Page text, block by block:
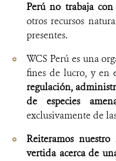
Perú no trabaja con
otros recursos
presentes.
WCS Perú es una
fines de lucro, y en
regulación,
de especies
exclusivamente de
Reiteramos
vertida acerca de